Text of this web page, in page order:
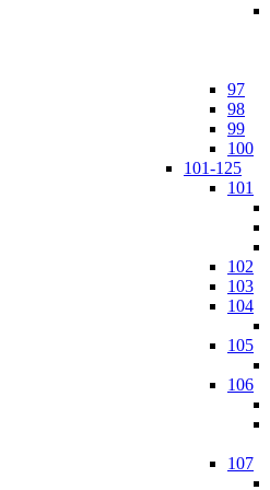
97
98
99
100
101-125
101
102
103
104
105
106
107